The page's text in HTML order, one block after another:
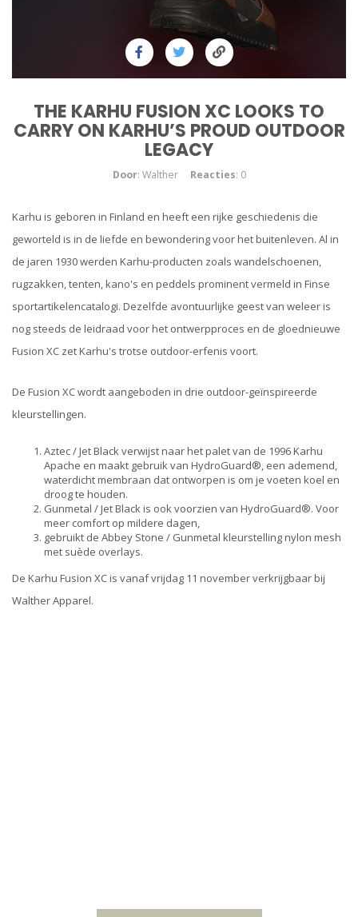
THE KARHU FUSION XC LOOKS TO
CARRY ON KARHU’S PROUD OUTDOOR
LEGACY
Door: Walther Reacties: 0
Karhu is geboren in Finland en heeft een rijke geschiedenis die
geworteld is in de liefde en bewondering voor het buitenleven. Al in
de jaren 1930 werden Karhu-producten zoals wandelschoenen,
rugzakken, tenten, kano's en peddels prominent vermeld in Finse
sportartikelencatalogi. Dezelfde avontuurlijke geest van weleer is
nog steeds de leidraad voor het ontwerpproces en de gloednieuwe
Fusion XC zet Karhu's trotse outdoor-erfenis voort.
De Fusion XC wordt aangeboden in drie outdoor-geïnspireerde
kleurstellingen.
Aztec / Jet Black verwijst naar het palet van de 1996 Karhu
Apache en maakt gebruik van HydroGuard®, een ademend,
waterdicht membraan dat ontworpen is om je voeten koel en
droog te houden.
Gunmetal / Jet Black is ook voorzien van HydroGuard®. Voor
meer comfort op mildere dagen,
gebruikt de Abbey Stone / Gunmetal kleurstelling nylon mesh
met suède overlays.
De Karhu Fusion XC is vanaf vrijdag 11 november verkrijgbaar bij
Walther Apparel.